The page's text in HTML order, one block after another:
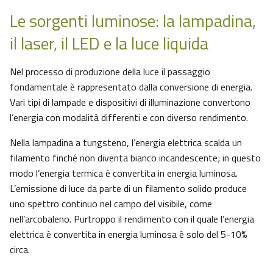
Le sorgenti luminose: la lampadina,
il laser, il LED e la luce liquida
Nel processo di produzione della luce il passaggio
fondamentale è rappresentato dalla conversione di energia.
Vari tipi di lampade e dispositivi di illuminazione convertono
l’energia con modalità differenti e con diverso rendimento.
Nella lampadina a tungsteno, l’energia elettrica scalda un
filamento finché non diventa bianco incandescente; in questo
modo l’energia termica è convertita in energia luminosa.
L’emissione di luce da parte di un filamento solido produce
uno spettro continuo nel campo del visibile, come
nell’arcobaleno. Purtroppo il rendimento con il quale l’energia
elettrica è convertita in energia luminosa è solo del 5-10%
circa.